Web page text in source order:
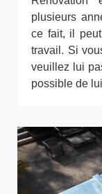
plusieurs
ce fait, il
travail. Si
veuillez lui
possible de